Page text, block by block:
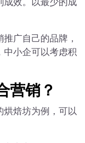
广自己的品牌，
中小企可以考虑积
营销？
焙坊为例，可以